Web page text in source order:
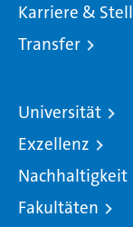
Karriere &
Transfer
Universität
Exzellenz
Nachhaltigkeit
Fakultäten